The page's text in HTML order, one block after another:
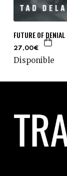
FUTURE OF DENIAL
27,00€
Disponible